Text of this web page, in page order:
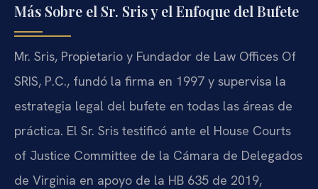
Más Sobre el Sr. Sris y el Enfoque del Bufete
Mr. Sris, Propietario y Fundador de Law Offices Of
SRIS, P.C., fundó la firma en 1997 y supervisa la
estrategia legal del bufete en todas las áreas de
práctica. El Sr. Sris testificó ante el House Courts
of Justice Committee de la Cámara de Delegados
de Virginia en apoyo de la HB 635 de 2019,